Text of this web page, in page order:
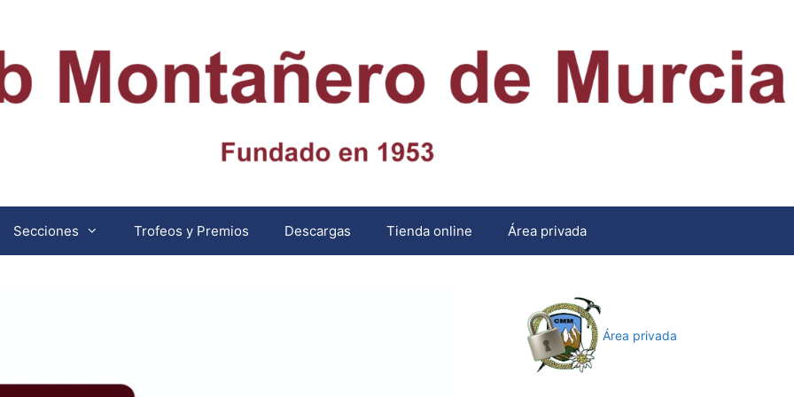
Secciones Trofeos y Premios Descargas Tienda online Área privada
Área privada